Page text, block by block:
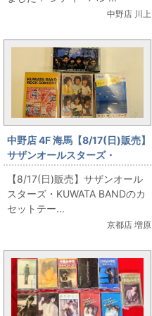
中野店 川上
中野店 4F 海馬【8/17(日)販売】
サザンオールスターズ・
KUWATA BANDのカセットテー
プ【8/17(日)販売】サザンオール
スターズ・KUWATA BANDのカ
セットテー...
京都店 増原